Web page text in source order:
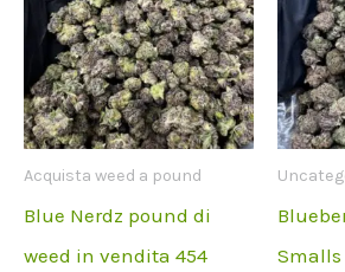
Acquista weed a pound
Blue Nerdz pound di
weed in vendita 454